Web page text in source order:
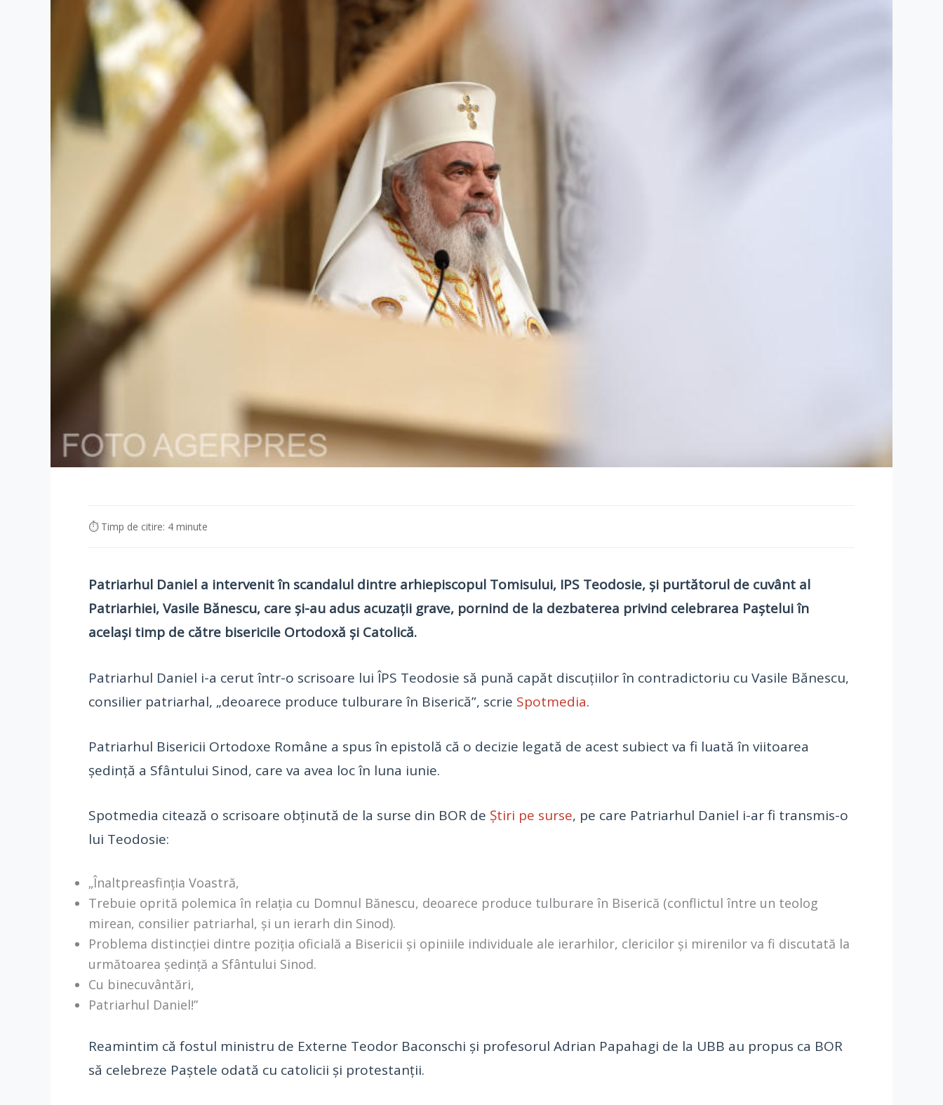
⏱ Timp de citire: 4 minute
Patriarhul Daniel a intervenit în scandalul dintre arhiepiscopul Tomisului, IPS Teodosie, și purtătorul de cuvânt al
Patriarhiei, Vasile Bănescu, care și-au adus acuzații grave, pornind de la dezbaterea privind celebrarea Paștelui în
același timp de către bisericile Ortodoxă și Catolică.
Patriarhul Daniel i-a cerut într-o scrisoare lui ÎPS Teodosie să pună capăt discuțiilor în contradictoriu cu Vasile Bănescu,
consilier patriarhal, „deoarece produce tulburare în Biserică”, scrie Spotmedia.
Patriarhul Bisericii Ortodoxe Române a spus în epistolă că o decizie legată de acest subiect va fi luată în viitoarea
ședință a Sfântului Sinod, care va avea loc în luna iunie.
Spotmedia citează o scrisoare obţinută de la surse din BOR de Știri pe surse, pe care Patriarhul Daniel i-ar fi transmis-o
lui Teodosie:
„Înaltpreasfinția Voastră,
Trebuie oprită polemica în relația cu Domnul Bănescu, deoarece produce tulburare în Biserică (conflictul între un teolog
mirean, consilier patriarhal, și un ierarh din Sinod).
Problema distincției dintre poziția oficială a Bisericii și opiniile individuale ale ierarhilor, clericilor și mirenilor va fi discutată la
următoarea ședință a Sfântului Sinod.
Cu binecuvântări,
Patriarhul Daniel!”
Reamintim că fostul ministru de Externe Teodor Baconschi și profesorul Adrian Papahagi de la UBB au propus ca BOR
să celebreze Paștele odată cu catolicii și protestanții.